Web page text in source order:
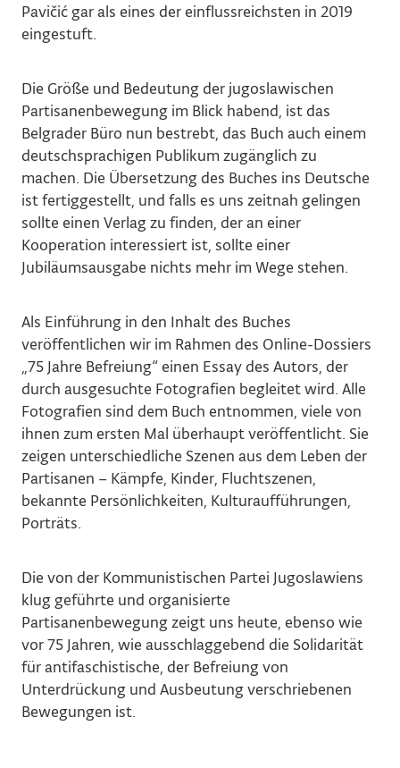
Pavičić gar als eines der einflussreichsten in 2019
eingestuft.
Die Größe und Bedeutung der jugoslawischen
Partisanenbewegung im Blick habend, ist das
Belgrader Büro nun bestrebt, das Buch auch einem
deutschsprachigen Publikum zugänglich zu
machen. Die Übersetzung des Buches ins Deutsche
ist fertiggestellt, und falls es uns zeitnah gelingen
sollte einen Verlag zu finden, der an einer
Kooperation interessiert ist, sollte einer
Jubiläumsausgabe nichts mehr im Wege stehen.
Als Einführung in den Inhalt des Buches
veröffentlichen wir im Rahmen des Online-Dossiers
„75 Jahre Befreiung“ einen Essay des Autors, der
durch ausgesuchte Fotografien begleitet wird. Alle
Fotografien sind dem Buch entnommen, viele von
ihnen zum ersten Mal überhaupt veröffentlicht. Sie
zeigen unterschiedliche Szenen aus dem Leben der
Partisanen – Kämpfe, Kinder, Fluchtszenen,
bekannte Persönlichkeiten, Kulturaufführungen,
Porträts.
Die von der Kommunistischen Partei Jugoslawiens
klug geführte und organisierte
Partisanenbewegung zeigt uns heute, ebenso wie
vor 75 Jahren, wie ausschlaggebend die Solidarität
für antifaschistische, der Befreiung von
Unterdrückung und Ausbeutung verschriebenen
Bewegungen ist.